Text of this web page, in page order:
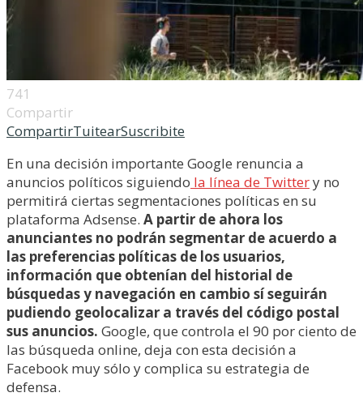
741
Compartir
CompartirTuitearSuscribite
En una decisión importante Google renuncia a
anuncios políticos siguiendo la línea de Twittery no
permitirá ciertas segmentaciones políticas en su
plataforma Adsense. A partir de ahora los
anunciantes no podrán segmentar de acuerdo a
las preferencias políticas de los usuarios,
información que obtenían del historial de
búsquedas y navegación en cambio sí seguirán
pudiendo geolocalizar a través del código postal
sus anuncios. Google, que controla el 90 por ciento de
las búsqueda online, deja con esta decisión a
Facebook muy sólo y complica su estrategia de
defensa.